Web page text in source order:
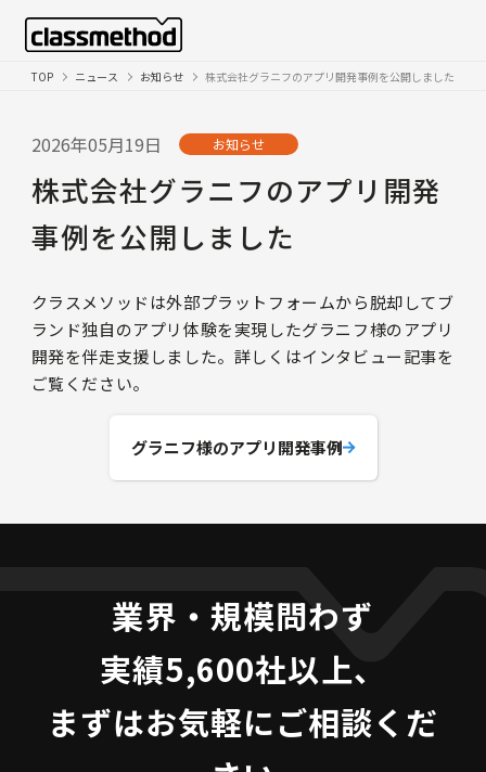
TOP ニュース お知らせ 株式会社グラニフのアプリ開発事例を公開しました
2026年05月19日 お知らせ
株式会社グラニフのアプリ開発
事例を公開しました
クラスメソッドは外部プラットフォームから脱却してブ
ランド独自のアプリ体験を実現したグラニフ様のアプリ
開発を伴走支援しました。詳しくはインタビュー記事を
ご覧ください。
グラニフ様のアプリ開発事例
業界・規模問わず
実績5,600社以上、
まずはお気軽にご相談くだ